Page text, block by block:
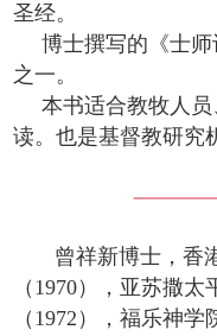
圣经。
博士撰写的《士
之一。
本书适合教牧人
读。也是基督教研究
曾祥新博士，香
（1970），亚苏撒
（1972），福乐神